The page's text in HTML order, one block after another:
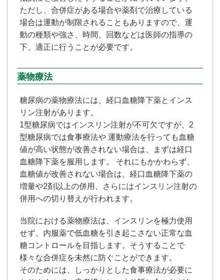
ただし、合併症がある場合や薬剤で治療している
場合は運動が制限されることもありますので、運
動の種類や強さ、時間、回数などは医師の指導の
下、適正に行うことが必要です。
薬物療法
糖尿病の薬物療法には、経口血糖降下薬とインス
リン注射があります。
1型糖尿病ではインスリン注射が不可欠ですが、2
型糖尿病では食事療法や 運動療法を行っても血糖
値が高い状態が改善されない場合は、まずは経口
血糖降下薬を服用します。 それにもかかわらず、
血糖値が改善されない場合は、経口血糖降下薬の
増量や2剤以上の併用、さらにはインスリン注射の
併用への切り替えが行われます。
当院における薬物療法は、インスリンを極力使用
せず、内服薬で低血糖を引き起こさない正常な血
糖コントロールを目指します。そうすることで
様々な合併症を未然に防ぐことができます。
そのためには、しっかりとした食事療法が必要に